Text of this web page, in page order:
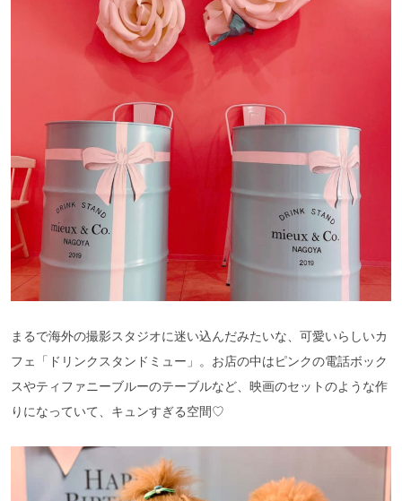
まるで海外の撮影スタジオに迷い込んだみたいな、可愛いらしいカ
フェ「ドリンクスタンドミュー」。お店の中はピンクの電話ボック
スやティファニーブルーのテーブルなど、映画のセットのような作
りになっていて、キュンすぎる空間♡